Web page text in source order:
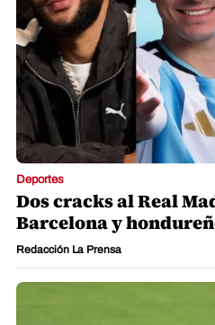
Deportes
Dos cracks al Real
Barcelona y
Redacción La Prensa